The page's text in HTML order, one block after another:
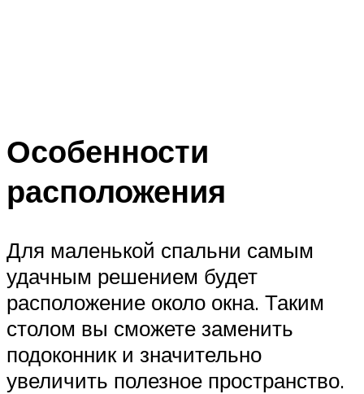
Особенности
расположения
Для маленькой спальни самым
удачным решением будет
расположение около окна. Таким
столом вы сможете заменить
подоконник и значительно
увеличить полезное пространство.